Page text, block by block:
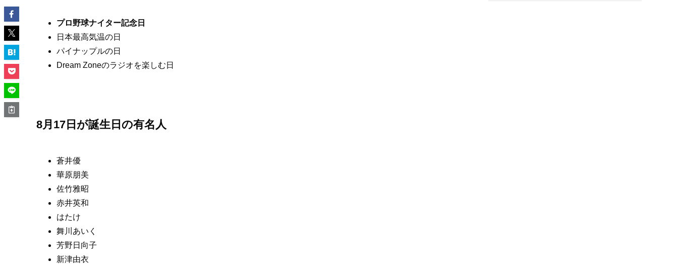
プロ野球ナイター記念日
日本最高気温の日
パイナップルの日
Dream Zoneのラジオを楽しむ日
8月17日が誕生日の有名人
蒼井優
華原朋美
佐竹雅昭
赤井英和
はたけ
舞川あいく
芳野日向子
新津由衣